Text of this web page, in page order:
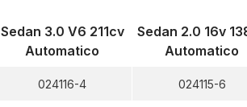
Sedan 3.0 V6 211cv
Automatico
024116-4
Sedan 2.0 16v
Automatico
024115-6